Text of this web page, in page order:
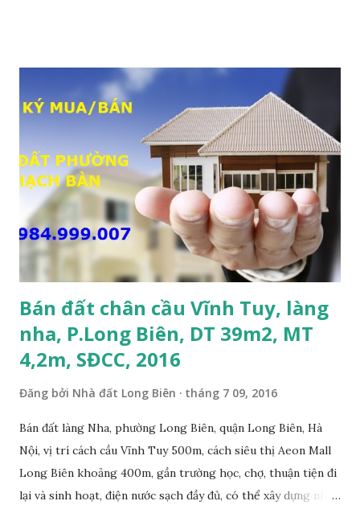
bán: 17,5 tỷ, có thương lượng với khách thiện chí mua nhanh;
THÔNG TIN TIỆN ÍCH XUNG QUANH MẢNH ĐẤT LÀM
KHO XƯỞNG TẠI PHỐ TƯ ĐÌNH CẦN BÁN: • Đất nằm trên
mặt ngõ phố Tư Đình, ngõ trước nhà rộng 8m, ngõ thông, ô
tô tránh nhau; • Cách mặt đường Cổ Linh khoảng 200m; •
Cách dự án Eco Smart City Cổ Linh khoảng 250m; • Gần dự
án khu biệt thự dự án Minh Tâm Tư Đình • Cách chân cầu
Vĩnh Tuy và siêu thị Aeon Mall Long Biên khoảng 500m; •
Khu vực đông đúc dân cư, thuận tiện đi lại và sinh hoạt; ...
Bán đất chân cầu Vĩnh Tuy, làng
nha, P.Long Biên, DT 39m2, MT
4,2m, SĐCC, 2016
Đăng bởi Nhà đất Long Biên tháng 7 09, 2016
Bán đất làng Nha, phường Long Biên, quận Long Biên, Hà
Nội, vị trí cách cầu Vĩnh Tuy 500m, cách siêu thị Aeon Mall
Long Biên khoảng 400m, gần trường học, chợ, thuận tiện đi
lại và sinh hoạt, điện nước sạch đầy đủ, có thể xây dựng nhà